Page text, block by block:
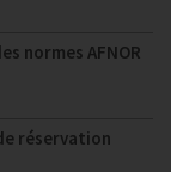
normes AFNOR
réservation